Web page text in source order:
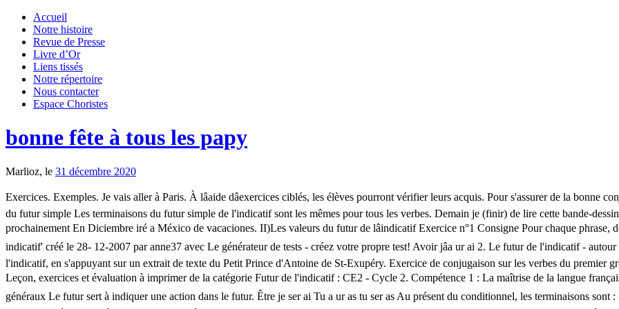
Accueil
Notre histoire
Revue de Presse
Livre d’Or
Liens tissés
Notre répertoire
Nous contacter
Espace Choristes
bonne fête à tous les papy
Marlioz, le 31 décembre 2020
Exercices. Exemples. Je vais aller à Paris. À lâaide dâexercices ciblés, les élèves pourront vérifier leurs acquis. Pour s'assurer de la bonne conjugaison, on utilise un dictionnaire de conjugaison. » B. Terminaisons du futur simple Les terminaisons du futur simple de l'indicatif sont les mêmes pour tous les verbes. Demain je (finir) de lire cette bande-dessinée. Le Futur de l'indicatif exprime : - des évènements à venir prochainement En Diciembre iré a México de vacaciones. II)Les valeurs du futur de lâindicatif Exercice n°1 Consigne Pour chaque phrase, donnez la valeur du futur. 2. Intermédiaire Exercice d'italien 'Futur indicatif' créé le 28- 12-2007 par anne37 avec Le générateur de tests - créez votre propre test! Avoir jâa ur ai 2. Le futur de l'indicatif - autour du Petit Prince Préparation d'une séance de français sur le futur de l'indicatif, en s'appuyant sur un extrait de texte du Petit Prince d'Antoine de St-Exupéry. Exercice de conjugaison sur les verbes du premier groupe simples au futur de l'indicatif : conjuguer la phrase au futur. Leçon, exercices et évaluation à imprimer de la catégorie Futur de l'indicatif : CE2 - Cycle 2. Compétence 1 : La maîtrise de la langue française Étude de la langue - grammaire. Le futur simple â exercices généraux Le futur sert à indiquer une action dans le futur. Être je ser ai Tu a ur as tu ser as Au présent du conditionnel, les terminaisons sont : -ais, -ais,-ait, -ions, -iez et -aient (terminaisons de lâimparfait). Leçon, exercices et évaluation à imprimer de la catégorie Futur de l'indicatif : CM2 - Cycle 3. Vous allez faire un exercice. Leçon, exercices et évaluation à imprimer de la catégorie Futur de l'indicatif : CM1 - Cycle 3. Nous allons commencer le cours. Certaines terminaisons se prononcent de la même façon, mais en trouvant le pronom, c'est facile de bien orthographier. Il va chanter. Vouloir Vous arriverez plus tôt. » A. Emploi du futur simple Le futur simple exprime un fait ou une action qui se déroulera plus tard, elle n'a pas encore eu lieu au moment où nous nous exprimons. Je plierai â vous louerez â tu remueras â nous copierons La première chasse dâInouk. Corrigé : Le futur simple de lâindicatif Exercice 1 Revoir Je courrai au parc. ___/___/___ tu as jâalerte ils écouteront on pense vous étiez je bâtirai on applaudira tu pourras ils ont fait il paiera nous prévoyons vous corrigerez elles tenaient elle prendra je termine elles â¦ Exercices corrigés à imprimer de la catégorie Futur de l'indicatif : CM2 - Cycle 3. -verbes irréguliers-espagnol [Test] Exercice d'espagnol 'Futur de L'Indicatif. Révisez en Troisième : Exercice fondamental Identifier le futur de l'indicatif et le conditionnel présent avec Kartable ï¸ Programmes officiels de l'Éducation nationale On prend lâinfinitif finir et on ajoute la terminaison de la 1 re personne du singulier-ai. Pour télécharger la fiche au format pdf: Indicatif futur et conditionnel présent Vous rangerez vos chambres avant ce soir. Aller Appeler Commencer Je vais Jâappelle Je commence Tu vas Tu appelles Tu commences Il va Il appelle Il commence Nous allons Nous appelons Nous commençons Exercice de conjugaison sur les verbes du deuxième groupe au futur de l'indicatif : conjuguer la phrase. 1. Résolu, Amak prépare le chargement de son traîneau et attelle ses chiens. Exemple : donner = je donner-ai je donnerai 1. ; La semaine prochaine il (visiter) le nouveau musée. - une probabilité qui se déroule au présent ¿Dónde está Miguel ? Elle va écrire une lettre. Leçon, exercices et évaluation à imprimer de la catégorie Futur de l'indicatif : 5eme Primaire. Futur â¦ Futur indicatif-italien [Test] Futur indicatif. Cet exercice sur la conjugaison des verbes du deuxième groupe au futur est destiné aux enfants de CE1 ou CE2 ou aux personnes apprenant le FLE. Cet exercice sur la conjugaison des verbes partir, pouvoir, vouloir, voir, prendre au futur simple est destiné aux enfants de CE1 ou CE2 ou aux personnes apprenant le FLE. Exercice de français "Futur simple de l'indicatif" créé par anonyme avec le générateur de tests - créez votre propre test ! Exercice n° 1 Colorie les verbes conjugués au futur de lâindicatif. Dans ces phrases conjugue le verbe au futur simple - Cp Ce1 Ce2 Cm1 Cm2 Collège Fle - Apprendre la conjugaison en s'amusant Phrases à compléter au futur simple - exercices en ligne Ortholud sans Pub ! Cet exercice sur la conjugaison des verbes du premier groupe au futur est destiné aux enfants de CE1 ou CE2 ou aux personnes apprenant le FLE. je vois on verra tu prends on veut ils seront ils suivront nous soupirons il a vendu jâirai vous faites elle a appelé je mâennuyais nous aurons elle notera nous pêchions tu espérais vous recopierez elles mettront tu as dormi tu grimperas Exercice n° 1 Colorie les verbes conjugués au futur de lâindicatif. Plus de 20000 cours, leçons, exercices et évaluations corrigés à télécharger de la maternelle au lycée Conjuguer les verbes du 1er groupe, être et avoir, au présent, au futur, au passé composé de l'indicatif ; conjuguer les verbes faire, aller, dire, venir, au présent de l'indicatif; Lien vers d'autres activités pour cette compétence Cet exercice sur la conjugaison des verbes du premier groupe au futur est destiné aux enfants de CE1 ou CE2 ou aux personnes apprenant le FLE. Futur de L'Indicatif. Le futur proche se forme avec le verbe aller au présent de lâindicatif et le verbe à lâinfinitif. On prend lâinfinitif visiter et on ajoute la terminaison de la 3 e personne du singulier-a. Tu vas danser. Le futur de lâindicatif â 6ème - Conjugaison - Troubles DYS Pour avoir accès à tout le contenu pédagogique adapté « dans le fond et dans la forme » pour les élèves de 6EME en difficultés scolaires, vous devez adhérer à l'association : se connecter / s'inscrire Le futur simple CORRIGÉ Exercices de conjugaison Le futur simple se forme du verbe à lâinfinitif + -ai , -as , -a, -ons , -ez , -ont . Cette fiche en couleur permet de comprendre la différence entre le conditionnel présent et le futur de lâindicatif. 8 - 10 âge; CE2 â¦ 3. Voir les statistiques de réussite de ce test de français Merci de vous connecter au club pour sauvegarder votre résultat. Exemple: La semaine prochaine nous partirons en vacances. Exercice de conjugaison sur les verbes du premier groupe simples au futur de l'indicatif : conjuguer la phrase au futur. Elles vont se reposer. Exercices corrigés à imprimer de la catégorie Futur de l'indicatif : CE2 - Cycle 2. 2. Plus de 20000 cours, leçons, exercices et évaluations corrigés